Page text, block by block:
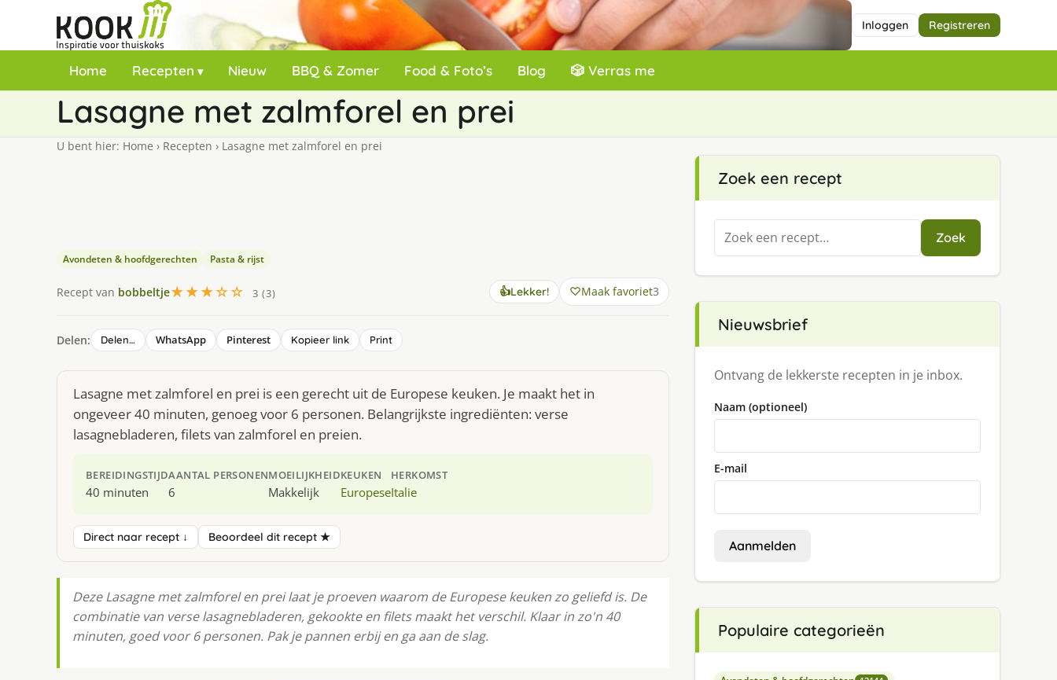
Inloggen Registreren
Home Recepten Nieuw BBQ & Zomer Food & Foto’s Blog 🎲 Verras me
Lasagne met zalmforel en prei
U bent hier: Home › Recepten › Lasagne met zalmforel en prei
Avondeten & hoofdgerechten Pasta & rijst
Recept van bobbeltje★★★☆☆ 3 (3) 👍Lekker! Maak favoriet3
Delen: Delen… WhatsApp Pinterest Kopieer link Print
Lasagne met zalmforel en prei is een gerecht uit de Europese keuken. Je maakt het in
ongeveer 40 minuten, genoeg voor 6 personen. Belangrijkste ingrediënten: verse
lasagnebladeren, filets van zalmforel en preien.
BEREIDINGSTIJD
40 minuten
AANTAL PERSONEN
6
MOEILIJKHEID
Makkelijk
KEUKEN
Europese
HERKOMST
Italie
Direct naar recept ↓ Beoordeel dit recept ★
Deze Lasagne met zalmforel en prei laat je proeven waarom de Europese keuken zo geliefd is. De
combinatie van verse lasagnebladeren, gekookte en filets maakt het verschil. Klaar in zo'n 40
minuten, goed voor 6 personen. Pak je pannen erbij en ga aan de slag.
Zoek een recept
Zoeken
naar:
Zoek
Nieuwsbrief
Ontvang de lekkerste recepten in je inbox.
Naam (optioneel)
E-mail
Aanmelden
Populaire categorieën